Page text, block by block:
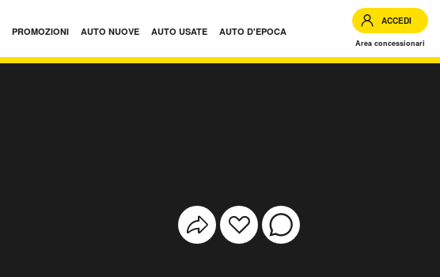
PROMOZIONI AUTO NUOVE AUTO USATE AUTO D'EPOCA
ACCEDI
Area concessionari